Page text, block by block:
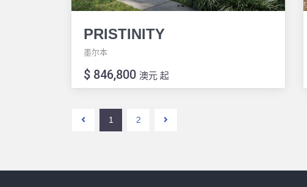
PRISTINITY
墨尔本
$ 846,800 澳元 起
1 2